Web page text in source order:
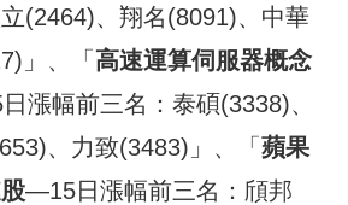
(2464)、翔名(8091)、中華
」、「高速運算伺服器概念
漲幅前三名：泰碩(3338)、
、力致(3483)」、「蘋果
—15日漲幅前三名：頎邦